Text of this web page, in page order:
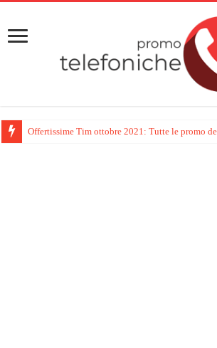
Offertissime Tim ottobre 2021: Tutte le promo